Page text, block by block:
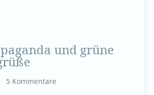
und grüne
5 Kommentare